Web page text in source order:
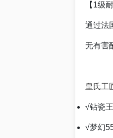
【1级
通过法
无有害
皇氏工
√钻瓷
√梦幻